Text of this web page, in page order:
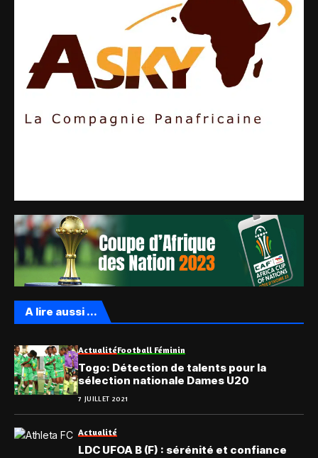
A lire aussi ...
ActualitéFootball Féminin
Togo: Détection de talents pour la
sélection nationale Dames U20
7 JUILLET 2021
Actualité
LDC UFOA B (F) : sérénité et confiance